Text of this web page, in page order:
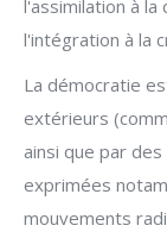
l'assimilation à
l'intégration à la
La démocratie
extérieurs
ainsi que par
exprimées
mouvements